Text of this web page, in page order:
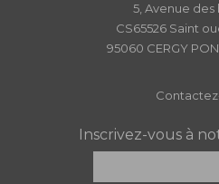
5, Avenue
CS65526 Saint
95060 CERGY
Inscrivez-vous à